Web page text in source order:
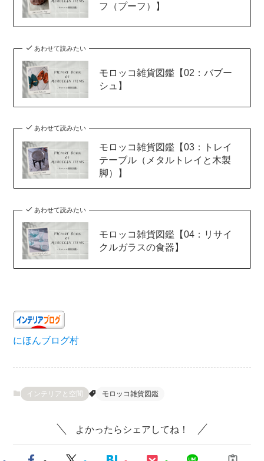
フ（プーフ）】
あわせて読みたい
モロッコ雑貨図鑑【02：バブー
シュ】
あわせて読みたい
モロッコ雑貨図鑑【03：トレイ
テーブル（メタルトレイと木製
脚）】
あわせて読みたい
モロッコ雑貨図鑑【04：リサイ
クルガラスの食器】
にほんブログ村
インテリアと空間 モロッコ雑貨図鑑
よかったらシェアしてね！